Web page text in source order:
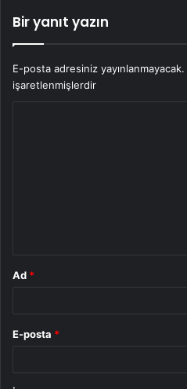
Bir yanıt yazın
E-posta adresiniz yayınlanmayacak.
işaretlenmişlerdir
Ad *
E-posta *